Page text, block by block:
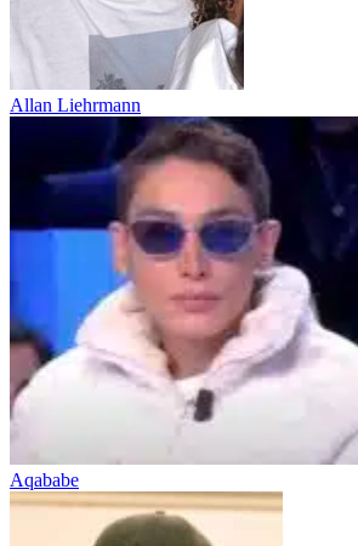
Allan Liehrmann
Aqababe